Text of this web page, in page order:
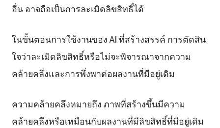
อื่น อาจถือเป็นการละเมิดลิขสิทธิ์ได้
ในขั้นตอนการใช้งานของ AI ที่สร้างสรรค์ การตัดสิน
ใจว่าละเมิดลิขสิทธิ์หรือไม่จะพิจารณาจากความ
คล้ายคลึงและการพึ่งพาต่อผลงานที่มีอยู่เดิม
ความคล้ายคลึงหมายถึง ภาพที่สร้างขึ้นมีความ
คล้ายคลึงหรือเหมือนกับผลงานที่มีลิขสิทธิ์ที่มีอยู่เดิม